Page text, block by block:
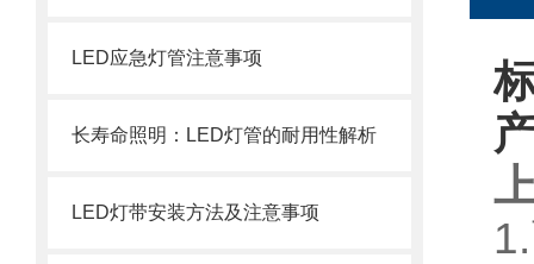
LED应急灯管注意事项
长寿命照明：LED灯管的耐用性解析
LED灯带安装方法及注意事项